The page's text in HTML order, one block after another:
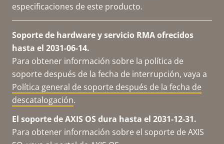
especificaciones de este producto.
Soporte de hardware y servicio RMA ofrecidos
hasta el 2031-06-14.
Para obtener información sobre la política de
soporte después de la fecha de interrupción, vaya a
Política general de soporte después de la fecha de
descatalogación.
El soporte de AXIS OS dura hasta el 2031-12-31.
Para obtener información sobre el soporte de AXIS